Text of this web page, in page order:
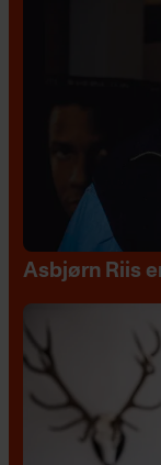
Asbjørn Riis